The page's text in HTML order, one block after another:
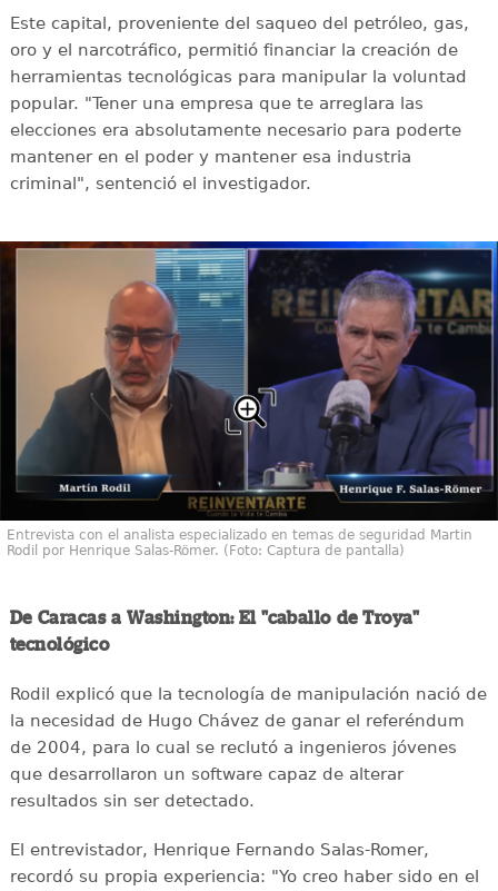
Este capital, proveniente del saqueo del petróleo, gas,
oro y el narcotráfico, permitió financiar la creación de
herramientas tecnológicas para manipular la voluntad
popular. "Tener una empresa que te arreglara las
elecciones era absolutamente necesario para poderte
mantener en el poder y mantener esa industria
criminal", sentenció el investigador.
Entrevista con el analista especializado en temas de seguridad Martin
Rodil por Henrique Salas-Römer. (Foto: Captura de pantalla)
De Caracas a Washington: El "caballo de Troya"
tecnológico
Rodil explicó que la tecnología de manipulación nació de
la necesidad de Hugo Chávez de ganar el referéndum
de 2004, para lo cual se reclutó a ingenieros jóvenes
que desarrollaron un software capaz de alterar
resultados sin ser detectado.
El entrevistador, Henrique Fernando Salas-Romer,
recordó su propia experiencia: "Yo creo haber sido en el